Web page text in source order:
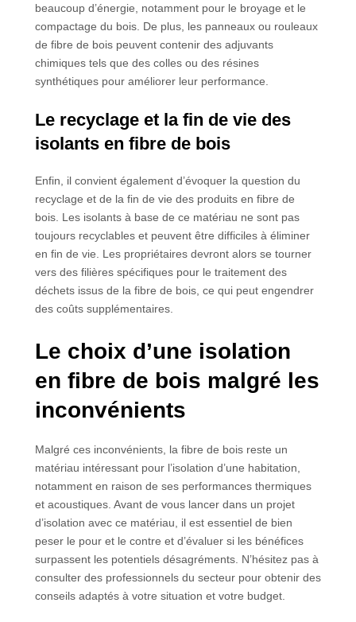
beaucoup d’énergie, notamment pour le broyage et le
compactage du bois. De plus, les panneaux ou rouleaux
de fibre de bois peuvent contenir des adjuvants
chimiques tels que des colles ou des résines
synthétiques pour améliorer leur performance.
Le recyclage et la fin de vie des
isolants en fibre de bois
Enfin, il convient également d’évoquer la question du
recyclage et de la fin de vie des produits en fibre de
bois. Les isolants à base de ce matériau ne sont pas
toujours recyclables et peuvent être difficiles à éliminer
en fin de vie. Les propriétaires devront alors se tourner
vers des filières spécifiques pour le traitement des
déchets issus de la fibre de bois, ce qui peut engendrer
des coûts supplémentaires.
Le choix d’une isolation
en fibre de bois malgré les
inconvénients
Malgré ces inconvénients, la fibre de bois reste un
matériau intéressant pour l’isolation d’une habitation,
notamment en raison de ses performances thermiques
et acoustiques. Avant de vous lancer dans un projet
d’isolation avec ce matériau, il est essentiel de bien
peser le pour et le contre et d’évaluer si les bénéfices
surpassent les potentiels désagréments. N’hésitez pas à
consulter des professionnels du secteur pour obtenir des
conseils adaptés à votre situation et votre budget.